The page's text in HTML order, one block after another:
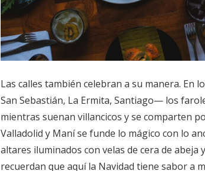
Las calles también celebran a su manera. En
San Sebastián, La Ermita, Santiago— los
mientras suenan villancicos y se comparten
Valladolid y Maní se funde lo mágico con lo
altares iluminados con velas de cera de abeja
recuerdan que aquí la Navidad tiene sabor a